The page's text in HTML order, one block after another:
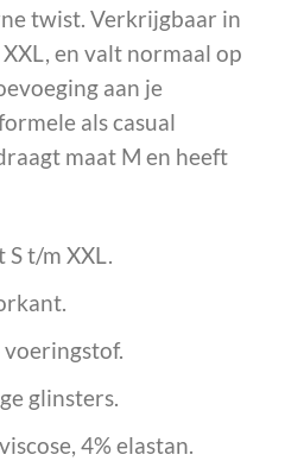
twist. Verkrijgbaar in
XXL, en valt normaal op
aan je
als casual
maat M en heeft
t/m XXL.
glinsters.
4% elastan.